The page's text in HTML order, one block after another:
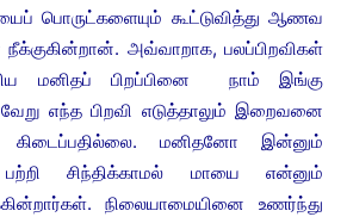
பொருட்களையும் கூட்டுவித்து ஆணவ
அவ்வாறாக, பலப்பிறவிகள்
மனிதப் பிறப்பினை நாம் இங்கு
வேறு எந்த பிறவி எடுத்தாலும் இறைவனை
கிடைப்பதில்லை. மனிதனோ இன்னும்
சிந்திக்காமல் மாயை என்னும்
நிலையாமையினை உணர்ந்து